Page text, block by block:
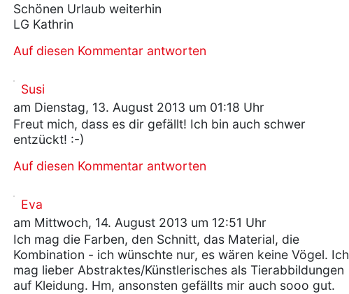
Schönen Urlaub weiterhin
LG Kathrin
Auf diesen Kommentar antworten
Susi
am Dienstag, 13. August 2013 um 01:18 Uhr
Freut mich, dass es dir gefällt! Ich bin auch schwer
entzückt! :-)
Auf diesen Kommentar antworten
Eva
am Mittwoch, 14. August 2013 um 12:51 Uhr
Ich mag die Farben, den Schnitt, das Material, die
Kombination - ich wünschte nur, es wären keine Vögel. Ich
mag lieber Abstraktes/Künstlerisches als Tierabbildungen
auf Kleidung. Hm, ansonsten gefällts mir auch sooo gut.